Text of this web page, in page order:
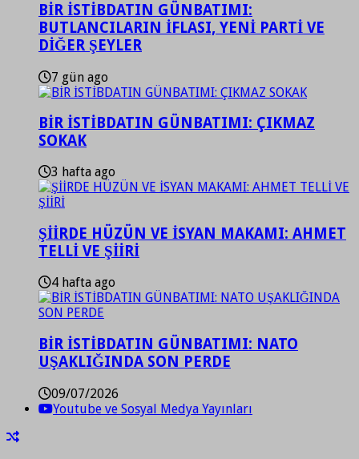
BİR İSTİBDATIN GÜNBATIMI:
BUTLANCILARIN İFLASI, YENİ PARTİ VE
DİĞER ŞEYLER
7 gün ago
BİR İSTİBDATIN GÜNBATIMI: ÇIKMAZ
SOKAK
3 hafta ago
ŞİİRDE HÜZÜN VE İSYAN MAKAMI: AHMET
TELLİ VE ŞİİRİ
4 hafta ago
BİR İSTİBDATIN GÜNBATIMI: NATO
UŞAKLIĞINDA SON PERDE
09/07/2026
Youtube ve Sosyal Medya Yayınları